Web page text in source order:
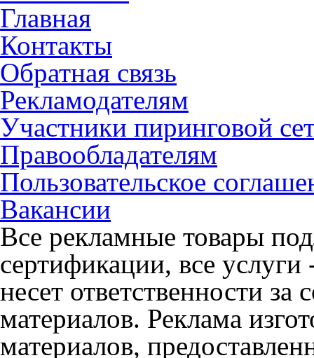
Главная
Контакты
Обратная связь
Рекламодателям
Участники пиринговой
Правообладателям
Пользовательское
Вакансии
Все рекламные товары
сертификации, все
несет ответственности
материалов. Реклама
материалов,